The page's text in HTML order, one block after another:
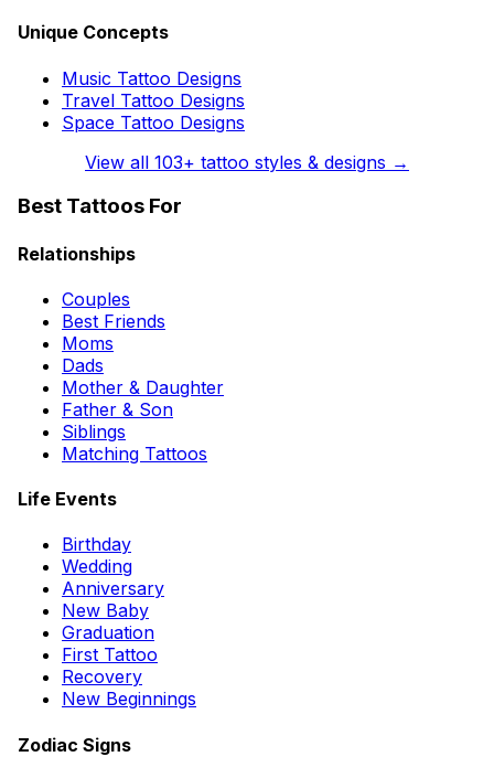
Unique Concepts
Music Tattoo Designs
Travel Tattoo Designs
Space Tattoo Designs
View all 103+ tattoo styles & designs →
Best Tattoos For
Relationships
Couples
Best Friends
Moms
Dads
Mother & Daughter
Father & Son
Siblings
Matching Tattoos
Life Events
Birthday
Wedding
Anniversary
New Baby
Graduation
First Tattoo
Recovery
New Beginnings
Zodiac Signs